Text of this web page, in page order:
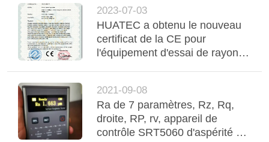
2023-07-03
HUATEC a obtenu le nouveau
certificat de la CE pour
l'équipement d'essai de rayon
2021-09-08
Ra de 7 paramètres, Rz, Rq,
droite, RP, rv, appareil de
contrôle SRT5060 d'aspérité de